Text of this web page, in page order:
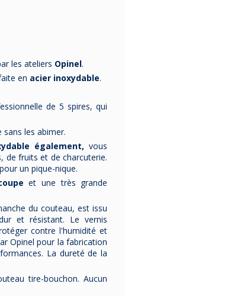
6 moules à
cuivre De
Buyer - 3
tailles
à cannelés
delais
- encuivre
- fabriqués en
France
par De Buyer
.
-vendus par 6, de
livraison est offerte
en France
Métropolitaine.
91,75 €
6 moules à
France
-vendus par 6 de
Livraison gratuite en
France Métropolitaine.
64,00 € HT
les ateliers Opinel.
en acier inoxydable.
de 5 spires, qui
les abimer.
également, vous
de fruits et de charcuterie.
un pique-nique.
et une très grande
du couteau, est issu
et résistant. Le vernis
contre l'humidité et
Opinel pour la fabrication
La dureté de la
tire-bouchon. Aucun